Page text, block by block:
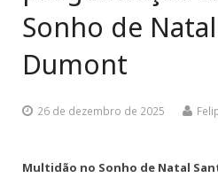
Sonho de
Dumont
26 de dezembro de 2025
Multidão no Sonho de Natal